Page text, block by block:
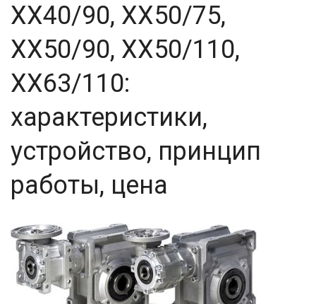
XX40/90, XX50/75,
XX50/90, XX50/110,
XX63/110:
характеристики,
устройство, принцип
работы, цена